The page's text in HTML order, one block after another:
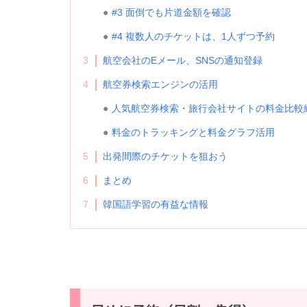
#3 面倒でも片道金額を確認
#4 複数人のチケットは、1人ずつ予約
3 航空会社のEメール、SNSの通知登録
4 航空券検索エンジンの活用
人気航空券検索・旅行会社サイトの料金比較
料金のトラッキングと料金グラフ活用
5 出発間際のチケットを狙おう
6 まとめ
7 韓国語学習の有益な情報